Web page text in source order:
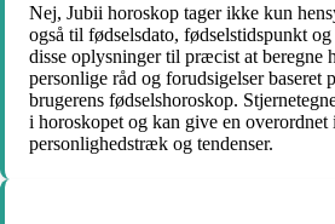
Nej, Jubii horoskop tager ikke kun
også til fødselsdato, fødselstidspunkt
disse oplysninger til præcist at beregne
personlige råd og forudsigelser baseret
brugerens fødselshoroskop.
i horoskopet og kan give en
personlighedstræk og tendenser.